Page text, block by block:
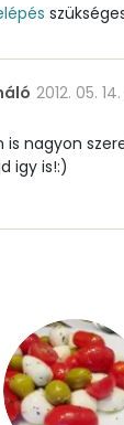
2012. 05. 14.
is nagyon
igy is!:)